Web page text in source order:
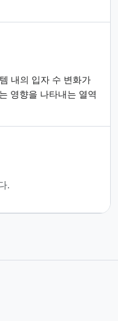
내의 입자 수 변화가
영향을 나타내는 열역
.